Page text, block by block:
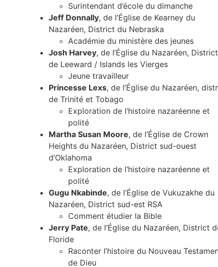
Surintendant d’école du dimanche
Jeff Donnally, de l’Église de Kearney du
Nazaréen, District du Nebraska
Académie du ministère des jeunes
Josh Harvey, de l’Église du Nazaréen, District
de Leeward / Islands les Vierges
Jeune travailleur
Princesse Lexs, de l’Église du Nazaréen,
de Trinité et Tobago
Exploration de l’histoire nazaréenne et
polité
Martha Susan Moore, de l’Église de Crown
Heights du Nazaréen, District sud-ouest
d’Oklahoma
Exploration de l’histoire nazaréenne et
polité
Gugu Nkabinde, de l’Église de Vukuzakhe du
Nazaréen, District sud-est RSA
Comment étudier la Bible
Jerry Pate, de l’Église du Nazaréen, District
Floride
Raconter l’histoire du Nouveau
de Dieu